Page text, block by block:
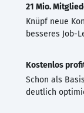
21 Mio.
Knüpf neue
besseres Job-
Kostenlos
Schon als
deutlich